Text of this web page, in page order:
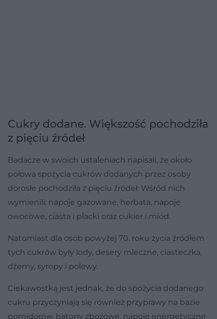
Cukry dodane. Większość pochodziła
z pięciu źródeł
Badacze w swoich ustaleniach napisali, że około
połowa spożycia cukrów dodanych przez osoby
dorosłe pochodziła z pięciu źródeł. Wśród nich
wymienili: napoje gazowane, herbata, napoje
owocowe, ciasta i placki oraz cukier i miód.
Natomiast dla osób powyżej 70. roku życia źródłem
tych cukrów były lody, desery mleczne, ciasteczka,
dżemy, syropy i polewy.
Ciekawostką jest jednak, że do spożycia dodanego
cukru przyczyniają się również przyprawy na bazie
pomidorów, batony zbożowe, napoje energetyczne